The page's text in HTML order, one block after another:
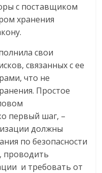
с поставщиком
хранения
свои
связанных с ее
что не
Простое
первый шаг, –
должны
по безопасности
проводить
и требовать от